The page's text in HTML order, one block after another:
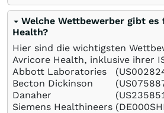
Welche Wettbewerber gibt es
Health?
Hier sind die wichtigsten
Avricore Health, inklusive ihrer
Abbott Laboratories
Becton Dickinson
Danaher
Siemens Healthineers